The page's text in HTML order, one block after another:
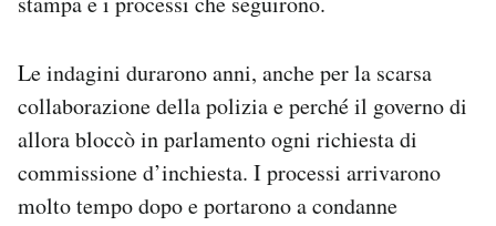
Le indagini durarono anni, anche per la scarsa
collaborazione della polizia e perché il governo di
allora bloccò in parlamento ogni richiesta di
commissione d’inchiesta. I processi arrivarono
molto tempo dopo e portarono a condanne